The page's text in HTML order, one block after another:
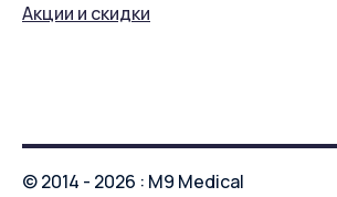
Акции и скидки
© 2014 - 2026 : M9 Medical